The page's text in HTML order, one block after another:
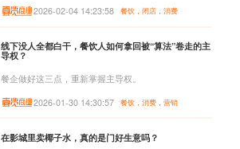
2026-02-04 14:23:58 餐饮，闭店，消费
线下没人全都白干，餐饮人如何拿回被“算法”卷走的主
导权？
餐企做好这三点，重新掌握主导权。
2026-01-30 14:30:57
餐饮，消费，营销
在影城里卖椰子水，真的是门好生意吗？